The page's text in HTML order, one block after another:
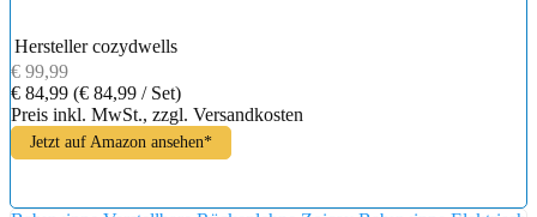
Hersteller cozydwells
€ 99,99
€ 84,99 (€ 84,99 / Set)
Preis inkl. MwSt., zzgl. Versandkosten
Jetzt auf Amazon ansehen*